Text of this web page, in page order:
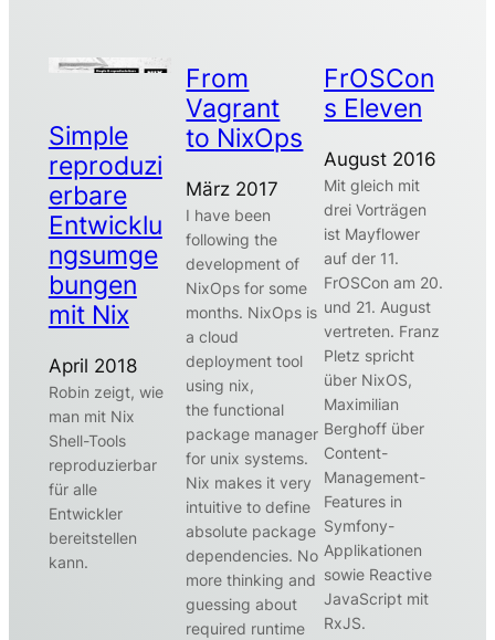
Simple
reproduzi
erbare
Entwicklu
ngsumge
bungen
mit Nix
April 2018
Robin zeigt, wie
man mit Nix
Shell-Tools
reproduzierbar
für alle
Entwickler
bereitstellen
kann.
From
Vagrant
to NixOps
März 2017
I have been
following the
development of
NixOps for some
months. NixOps is
a cloud
deployment tool
using nix,
the functional
package manager
for unix systems.
Nix makes it very
intuitive to define
absolute package
dependencies. No
more thinking and
guessing about
required runtime
FrOSCon
s Eleven
August 2016
Mit gleich mit
drei Vorträgen
ist Mayflower
auf der 11.
FrOSCon am 20.
und 21. August
vertreten. Franz
Pletz spricht
über NixOS,
Maximilian
Berghoff über
Content-
Management-
Features in
Symfony-
Applikationen
sowie Reactive
JavaScript mit
RxJS.